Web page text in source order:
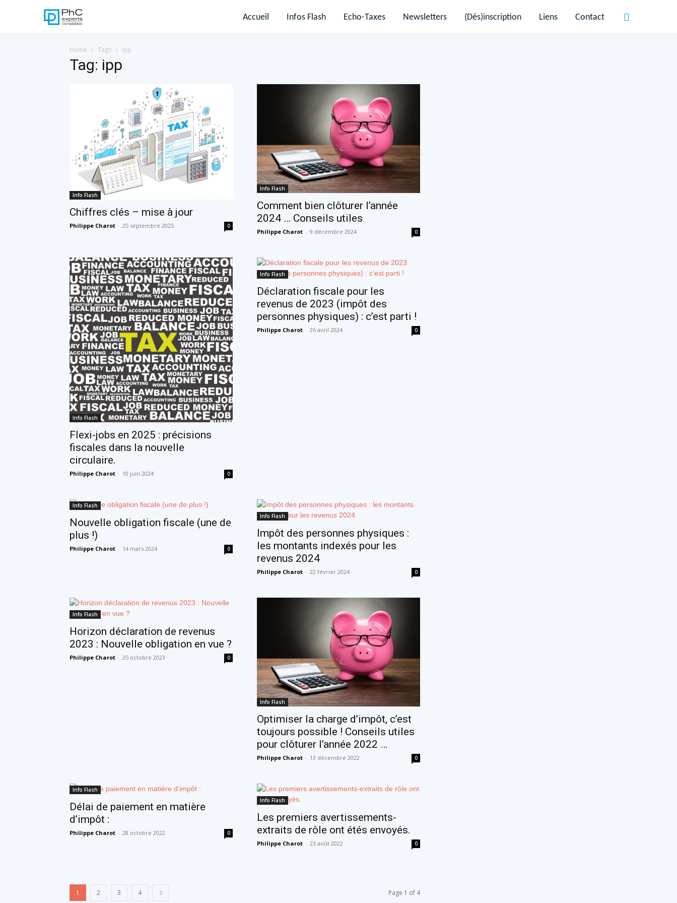
Accueil Infos Flash Echo-Taxes Newsletters (Dés)inscription Liens Contact
Home Tags Ipp
Tag: ipp
Info Flash
Chiffres clés – mise à jour
Philippe Charot - 25 septembre 2025 0
Info Flash
Comment bien clôturer l’année
2024 … Conseils utiles
Philippe Charot - 9 décembre 2024 0
Info Flash
Flexi-jobs en 2025 : précisions
fiscales dans la nouvelle
circulaire.
Philippe Charot - 10 juin 2024 0
Info Flash
Déclaration fiscale pour les
revenus de 2023 (impôt des
personnes physiques) : c’est parti !
Philippe Charot - 26 avril 2024 0
Info Flash
Nouvelle obligation fiscale (une de
plus !)
Philippe Charot - 14 mars 2024 0
Info Flash
Impôt des personnes physiques :
les montants indexés pour les
revenus 2024
Philippe Charot - 22 février 2024 0
Info Flash
Horizon déclaration de revenus
2023 : Nouvelle obligation en vue ?
Philippe Charot - 25 octobre 2023 0
Info Flash
Optimiser la charge d’impôt, c’est
toujours possible ! Conseils utiles
pour clôturer l’année 2022 …
Philippe Charot - 13 décembre 2022 0
Info Flash
Délai de paiement en matière
d’impôt :
Philippe Charot - 28 octobre 2022 0
Info Flash
Les premiers avertissements-
extraits de rôle ont étés envoyés.
Philippe Charot - 23 août 2022 0
1 2 3 4 Page 1 of 4